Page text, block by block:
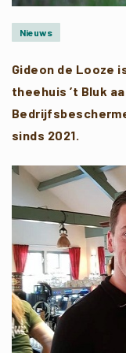
Nieuws
Gideon de Looze
theehuis ’t Bluk
sinds 2021.